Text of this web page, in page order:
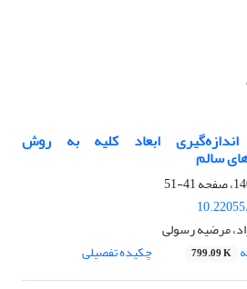
ابعاد کلیه به روش
سالم
41-51
مرضیه رسولی
799.09 K چکیده تفصیلی